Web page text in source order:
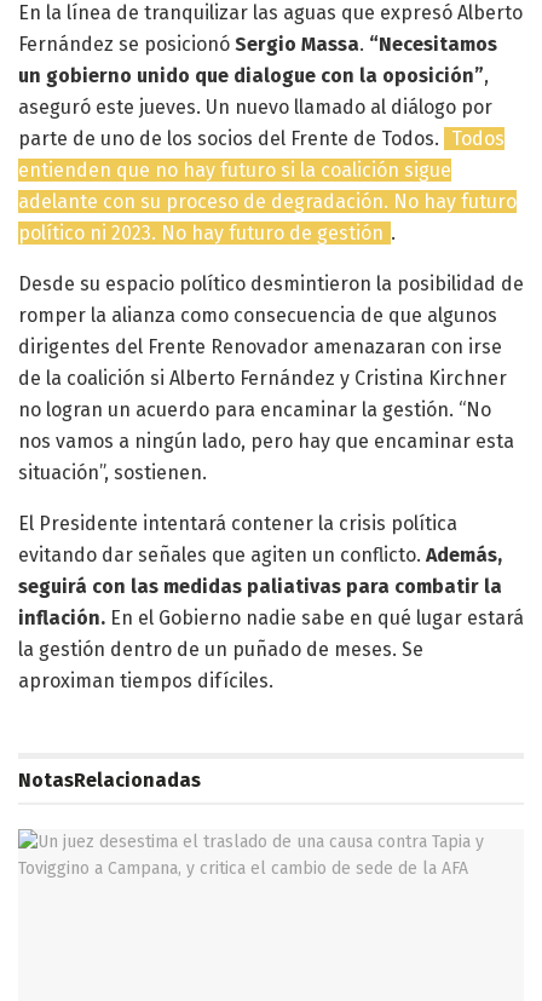
En la línea de tranquilizar las aguas que expresó Alberto
Fernández se posicionó Sergio Massa. “Necesitamos
un gobierno unido que dialogue con la oposición”,
aseguró este jueves. Un nuevo llamado al diálogo por
parte de uno de los socios del Frente de Todos.
Todos
entienden que no hay futuro si la coalición sigue
adelante con su proceso de degradación. No hay futuro
político ni 2023. No hay futuro de gestión .
Desde su espacio político desmintieron la posibilidad de
romper la alianza como consecuencia de que algunos
dirigentes del Frente Renovador amenazaran con irse
de la coalición si Alberto Fernández y Cristina Kirchner
no logran un acuerdo para encaminar la gestión. “No
nos vamos a ningún lado, pero hay que encaminar esta
situación”, sostienen.
El Presidente intentará contener la crisis política
evitando dar señales que agiten un conflicto. Además,
seguirá con las medidas paliativas para combatir la
inflación. En el Gobierno nadie sabe en qué lugar estará
la gestión dentro de un puñado de meses. Se
aproximan tiempos difíciles.
NotasRelacionadas